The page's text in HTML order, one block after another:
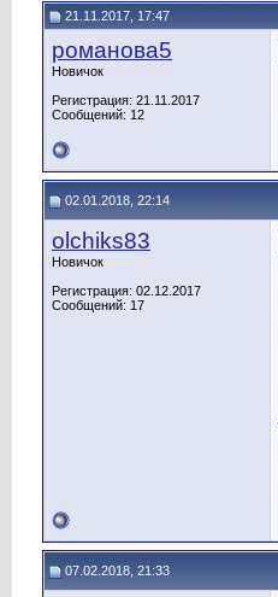
21.11.2017, 17:47
романова5
Новичок
Регистрация: 21.11.2017
Сообщений: 12
02.01.2018, 22:14
olchiks83
Новичок
Регистрация: 02.12.2017
Сообщений: 17
07.02.2018, 21:33